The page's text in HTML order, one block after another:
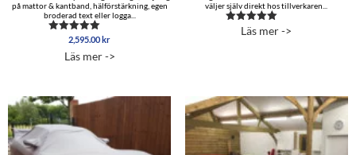
på mattor & kantband, hälförstärkning, egen
broderad text eller logga...
Betygsatt
av 5
2,595.00kr
Läs mer ->
väljer själv direkt hos tillverkaren...
Betygsatt
Läs mer ->